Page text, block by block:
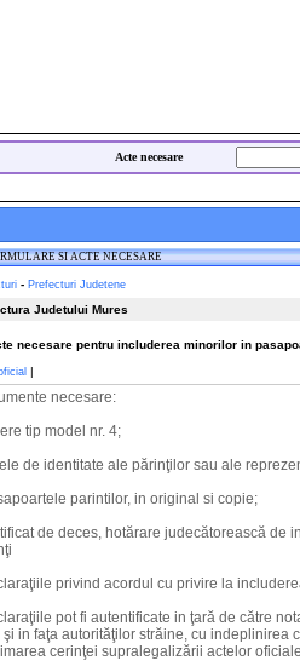
Acte necesare
stanga.php
SI ACTE NECESARE
- Prefecturi Judetene
Judetului Mures
necesare pentru includerea minorilor in
|
necesare:
tip model nr. 4;
de identitate ale părinţilor sau ale
parintilor, in original si copie;
de deces, hotărare judecătorească de
privind acordul cu privire la
pot fi autentificate in ţară de către
şi in faţa autorităţilor străine, cu
cerinţei supralegalizării actelor